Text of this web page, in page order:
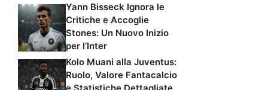
Yann Bisseck Ignora le
Critiche e Accoglie
Stones: Un Nuovo Inizio
per l’Inter
Kolo Muani alla Juventus:
Ruolo, Valore Fantacalcio